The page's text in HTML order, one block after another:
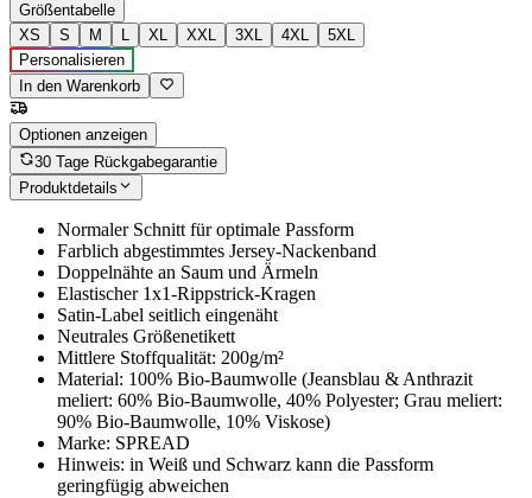
Größentabelle
XS
S M L XL XXL 3XL 4XL
5XL
Personalisieren
In den Warenkorb
Optionen anzeigen
30 Tage Rückgabegarantie
Produktdetails
Normaler Schnitt für optimale Passform
Farblich abgestimmtes Jersey-Nackenband
Doppelnähte an Saum und Ärmeln
Elastischer 1x1-Rippstrick-Kragen
Satin-Label seitlich eingenäht
Neutrales Größenetikett
Mittlere Stoffqualität: 200g/m²
Material: 100% Bio-Baumwolle (Jeansblau & Anthrazit
meliert: 60% Bio-Baumwolle, 40% Polyester; Grau meliert:
90% Bio-Baumwolle, 10% Viskose)
Marke: SPREAD
Hinweis: in Weiß und Schwarz kann die Passform
geringfügig abweichen